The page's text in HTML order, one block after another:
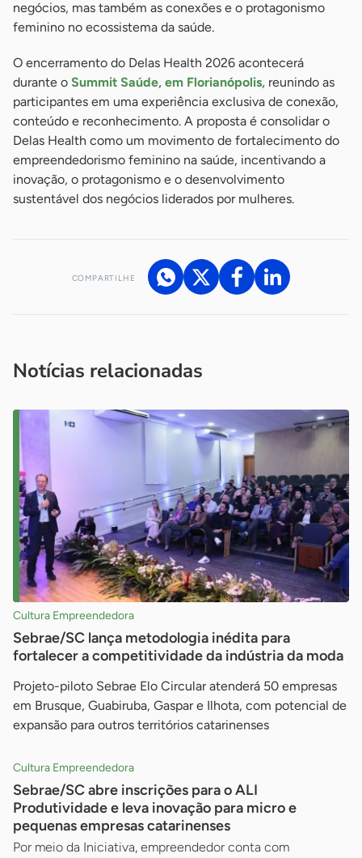
negócios, mas também as conexões e o protagonismo
feminino no ecossistema da saúde.
O encerramento do Delas Health 2026 acontecerá
durante o Summit Saúde, em Florianópolis, reunindo as
participantes em uma experiência exclusiva de conexão,
conteúdo e reconhecimento. A proposta é consolidar o
Delas Health como um movimento de fortalecimento do
empreendedorismo feminino na saúde, incentivando a
inovação, o protagonismo e o desenvolvimento
sustentável dos negócios liderados por mulheres.
COMPARTILHE
Notícias relacionadas
Cultura Empreendedora
Sebrae/SC lança metodologia inédita para
fortalecer a competitividade da indústria da moda
Projeto-piloto Sebrae Elo Circular atenderá 50 empresas
em Brusque, Guabiruba, Gaspar e Ilhota, com potencial de
expansão para outros territórios catarinenses
Cultura Empreendedora
Sebrae/SC abre inscrições para o ALI
Produtividade e leva inovação para micro e
pequenas empresas catarinenses
Por meio da Iniciativa, empreendedor conta com